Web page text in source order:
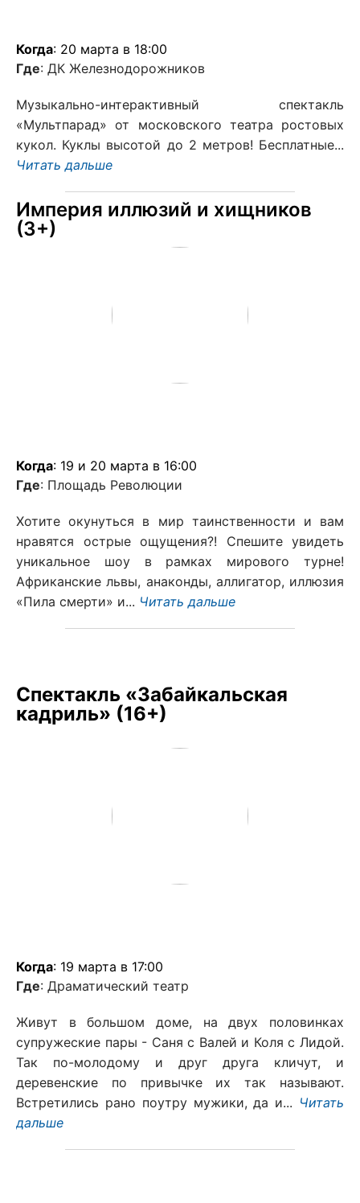
Когда: 20 марта в 18:00
Где: ДК Железнодорожников
Музыкально-интерактивный спектакль
«Мультпарад» от московского театра ростовых
кукол. Куклы высотой до 2 метров! Бесплатные...
Читать дальше
Империя иллюзий и хищников
(3+)
Когда: 19 и 20 марта в 16:00
Где: Площадь Революции
Хотите окунуться в мир таинственности и вам
нравятся острые ощущения?! Спешите увидеть
уникальное шоу в рамках мирового турне!
Африканские львы, анаконды, аллигатор, иллюзия
«Пила смерти» и... Читать дальше
Спектакль «Забайкальская
кадриль» (16+)
Когда: 19 марта в 17:00
Где: Драматический театр
Живут в большом доме, на двух половинках
супружеские пары - Саня с Валей и Коля с Лидой.
Так по-молодому и друг друга кличут, и
деревенские по привычке их так называют.
Встретились рано поутру мужики, да и... Читать
дальше